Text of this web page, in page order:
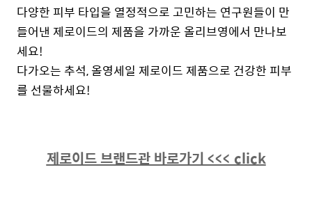
다양한 피부 타입을 열정적으로 고민하는 연구원들이 만
들어낸 제로이드의 제품을 가까운 올리브영에서 만나보
세요!
다가오는 추석, 올영세일 제로이드 제품으로 건강한 피부
를 선물하세요!
제로이드 브랜드관 바로가기 <<< click